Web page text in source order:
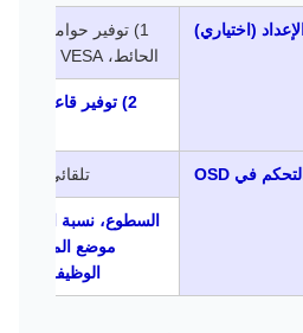
الإعداد (اختياري)
1) توفير حوامل
الحائط، VESA مقاس 75 مم و100 مم
2) توفير قاعدة
التحكم في OSD تلقائي، +،
السطوع، نسبة التباين،
موضع المرحلة،
الوظيفة،